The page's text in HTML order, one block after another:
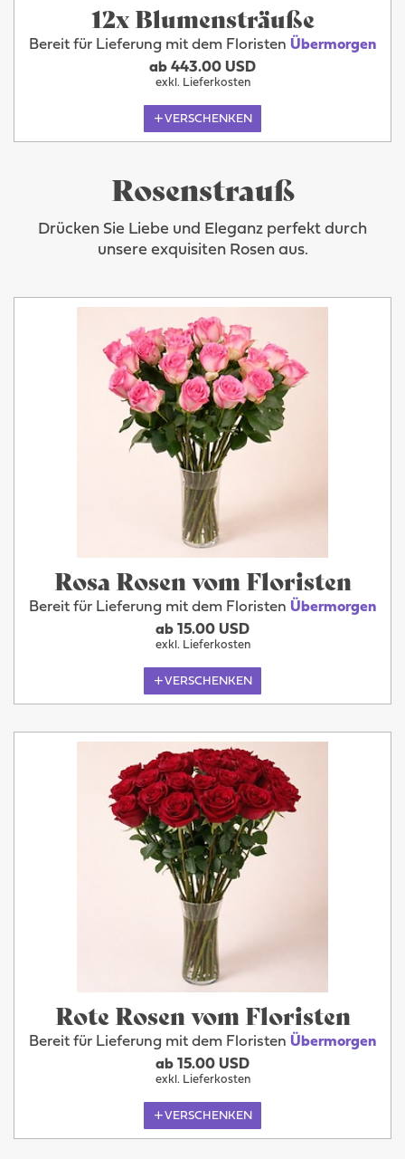
12x Blumensträuße
Bereit für Lieferung mit dem Floristen Übermorgen
ab 443.00 USD
exkl. Lieferkosten
VERSCHENKEN
Rosenstrauß
Drücken Sie Liebe und Eleganz perfekt durch
unsere exquisiten Rosen aus.
Rosa Rosen vom Floristen
Bereit für Lieferung mit dem Floristen Übermorgen
ab 15.00 USD
exkl. Lieferkosten
VERSCHENKEN
Rote Rosen vom Floristen
Bereit für Lieferung mit dem Floristen Übermorgen
ab 15.00 USD
exkl. Lieferkosten
VERSCHENKEN